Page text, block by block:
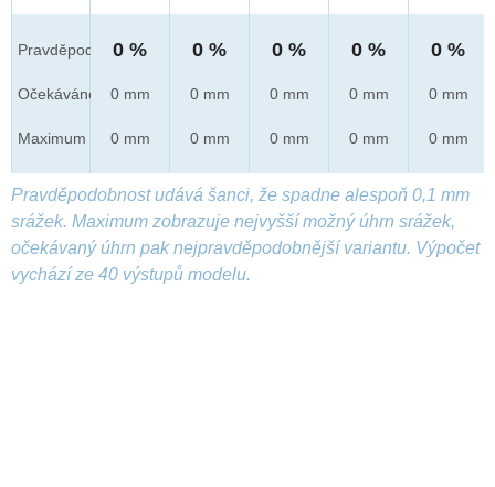
Pravděpod.
Očekáváno
Maximum
0 %
0 mm
0 mm
0 %
0 mm
0 mm
0 %
0 mm
0 mm
0 %
0 mm
0 mm
0 %
0 mm
0 mm
Pravděpodobnost udává šanci, že spadne alespoň 0,1 mm
srážek. Maximum zobrazuje nejvyšší možný úhrn srážek,
očekávaný úhrn pak nejpravděpodobnější variantu. Výpočet
vychází ze 40 výstupů modelu.